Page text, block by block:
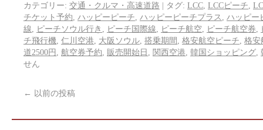
カテゴリー: 交通・クルマ・高速道路 | タグ: LCC LCCピーチ
チケット予約 ハッピーピーチ ハッピーピーチプラス
ハッピー
線
ピーチソウル行き ピーチ国際線 ピーチ航空 ピーチ航空券
チ飛行機 仁川空港 大阪ソウル 搭乗期間 格安航空ピーチ 格安
道2500円
航空券予約 販売開始日 関西空港 韓国ショッピング
せん
← 以前の投稿